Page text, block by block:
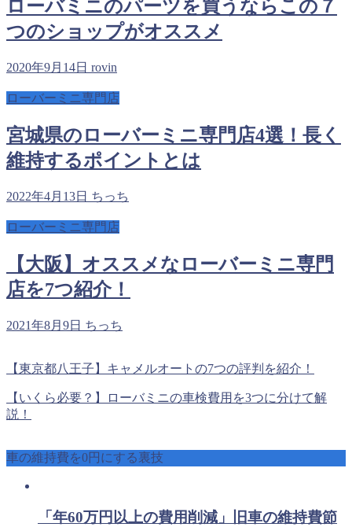
ローバミニのパーツを買うならこの７
つのショップがオススメ
2020年9月14日 rovin
ローバーミニ専門店
宮城県のローバーミニ専門店4選！長く
維持するポイントとは
2022年4月13日 ちっち
ローバーミニ専門店
【大阪】オススメなローバーミニ専門
店を7つ紹介！
2021年8月9日 ちっち
【東京都八王子】キャメルオートの7つの評判を紹介！
【いくら必要？】ローバミニの車検費用を3つに分けて解
説！
車の維持費を0円にする裏技
「年60万円以上の費用削減」旧車の維持費節